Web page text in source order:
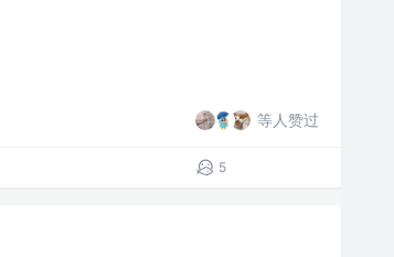
等人赞过
5